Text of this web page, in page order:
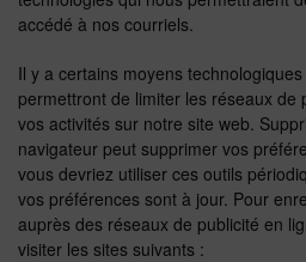
accédé à nos courriels.
Il y a certains moyens
permettront de limiter les réseaux de
vos activités sur notre site web.
navigateur peut supprimer vos
vous devriez utiliser ces outils
vos préférences sont à jour. Pour
auprès des réseaux de publicité en
visiter les sites suivants :